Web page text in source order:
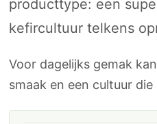
producttype: een
kefircultuur telkens
Voor dagelijks gemak
smaak en een cultuur